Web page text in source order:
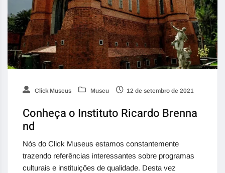
Click Museus Museu 12 de setembro de 2021
Conheça o Instituto Ricardo Brenna
nd
Nós do Click Museus estamos constantemente
trazendo referências interessantes sobre programas
culturais e instituições de qualidade. Desta vez